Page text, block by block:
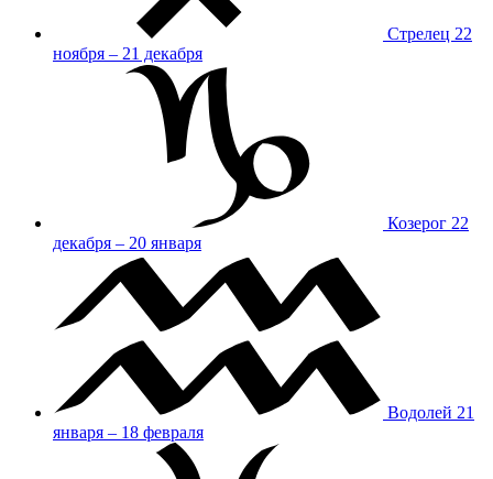
Стрелец 22
ноября – 21 декабря
Козерог 22
декабря – 20 января
Водолей 21
января – 18 февраля